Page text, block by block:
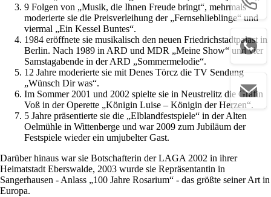
9 Folgen von „Musik, die Ihnen Freude bringt“, mehrmals
moderierte sie die Preisverleihung der „Fernsehlieblinge“ und
viermal „Ein Kessel Buntes“.
1984 eröffnete sie musikalisch den neuen Friedrichstadtpalast in
Berlin. Nach 1989 in ARD und MDR „Meine Show“ und vier
Samstagabende in der ARD „Sommermelodie“.
12 Jahre moderierte sie mit Denes Törcz die TV Sendung
„Wünsch Dir was“.
Im Sommer 2001 und 2002 spielte sie in Neustrelitz die Gräfin
Voß in der Operette „Königin Luise – Königin der Herzen“.
5 Jahre präsentierte sie die „Elblandfestspiele“ in der Alten
Oelmühle in Wittenberge und war 2009 zum Jubiläum der
Festspiele wieder ein umjubelter Gast.
Darüber hinaus war sie Botschafterin der LAGA 2002 in ihrer
Heimatstadt Eberswalde, 2003 wurde sie Repräsentantin in
Sangerhausen - Anlass „100 Jahre Rosarium“ - das größte seiner Art in
Europa.